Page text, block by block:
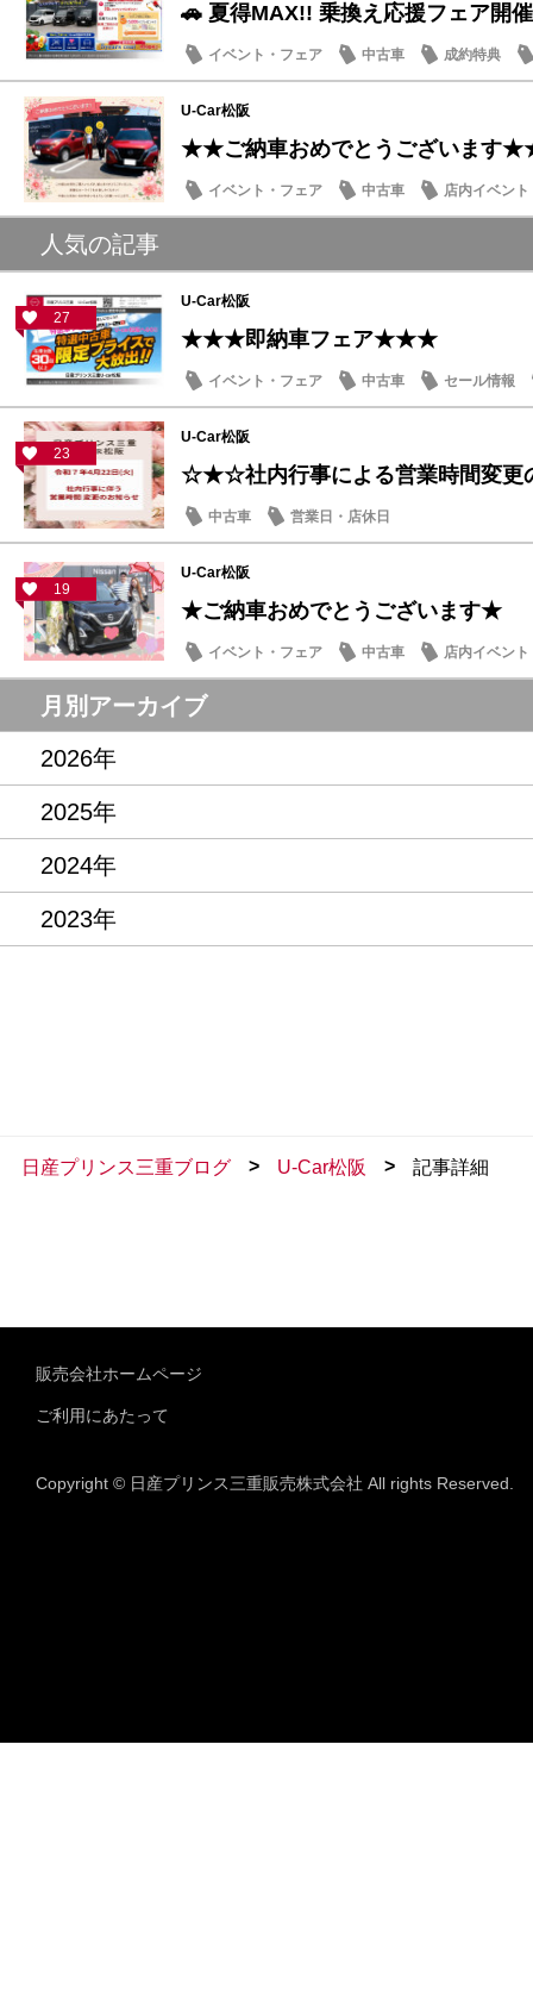
🚗 夏得MAX!! 乗換え応援フェア開
イベント・フェア 中古車 成約特典
U-Car松阪
★★ご納車おめでとうございます
イベント・フェア 中古車 店内イベント
人気の記事
27
U-Car松阪
★★★即納車フェア★★★
イベント・フェア 中古車 セール情報
23
U-Car松阪
☆★☆社内行事による営業時間変
中古車 営業日・店休日
19
U-Car松阪
★ご納車おめでとうございます★
イベント・フェア 中古車 店内イベント
月別アーカイブ
2026年
2025年
2024年
2023年
日産プリンス三重ブログ > U-Car松阪 > 記事詳細
販売会社ホームページ
ご利用にあたって
Copyright © 日産プリンス三重販売株式会社 All rights Reserved.